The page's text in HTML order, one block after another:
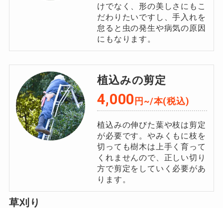
けでなく、形の美しさにもこ
だわりたいですし、手入れを
怠ると虫の発生や病気の原因
にもなります。
植込みの剪定
4,000円~/本(税込)
植込みの伸びた葉や枝は剪定
が必要です。やみくもに枝を
切っても樹木は上手く育って
くれませんので、正しい切り
方で剪定をしていく必要があ
ります。
草刈り